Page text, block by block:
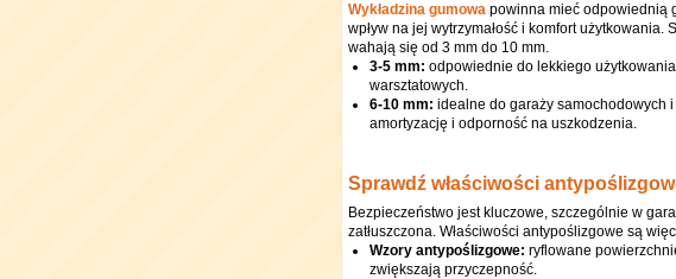
Wykładzina gumowa powinna mieć odpowiednią
wpływ na jej wytrzymałość i komfort
wahają się od 3 mm do 10 mm.
3-5 mm: odpowiednie do lekkiego
warsztatowych.
6-10 mm: idealne do garaży samochodowych
amortyzację i odporność na uszkodzenia.
Sprawdź właściwości
Bezpieczeństwo jest kluczowe, szczególnie w
zatłuszczona. Właściwości antypoślizgowe są
Wzory antypoślizgowe: ryflowane
zwiększają przyczepność.